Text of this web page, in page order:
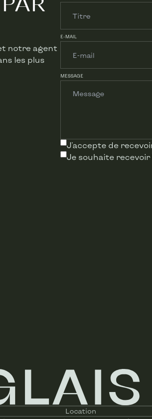
notre agent
les plus
E-MAIL
MESSAGE
J'accepte de
Je souhaite
Location